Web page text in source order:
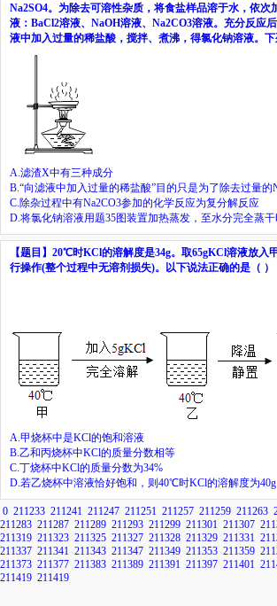
Na2SO4。为除去可溶性杂质，将食盐样品溶于水，依次
液： BaCl2溶液、 NaOH溶液、 Na2CO3溶液。充分反应
液中加入过量的稀盐酸，搅拌、煮沸，得氯化钠溶液。
A. 滤渣X中有三种成分
B. “向滤液中加入过量的稀盐酸”目的只是为了除去过量的
C. 除杂过程中有Na2CO3参加的化学反应为复分解反应
D. 将氯化钠溶液用题35图装置加热蒸发，至水分完全蒸
【题目】 20℃时KCl的溶解度是34g。取65gKCl溶液放入
行操作(整个过程中无溶剂损失)。以下说法正确的是（ ）
A. 甲烧杯中是KCl的饱和溶液
B. 乙和丙烧杯中KCl的质量分数相等
C. 丁烧杯中KCl的质量分数为34%
D. 若乙烧杯中溶液恰好饱和，则40℃时KCl的溶解度为40g
0 211233 211241 211247 211251 211257 211259 211263
211283 211287 211289 211293 211299 211301 211307
211319 211323 211325 211327 211328 211329 211331
211337 211341 211343 211347 211349 211353 211359
211373 211377 211383 211389 211391 211397 211401
211419 211419